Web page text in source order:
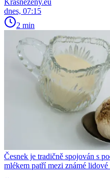
Krasnezeny.eu
dnes, 07:15
2 min
Česnek je tradičně spojován s
mlékem patří mezi známé lidové